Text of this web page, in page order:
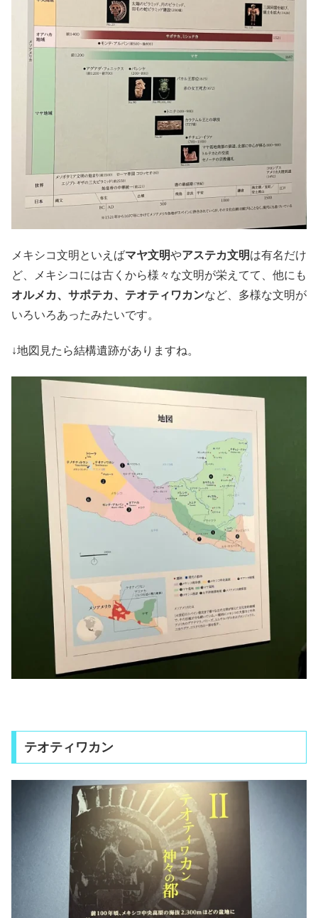
メキシコ文明といえばマヤ文明やアステカ文明は有名だけ
ど、メキシコには古くから様々な文明が栄えてて、他にも
オルメカ、サポテカ、テオティワカンなど、多様な文明が
いろいろあったみたいです。
↓地図見たら結構遺跡がありますね。
テオティワカン